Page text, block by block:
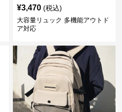
¥3,470 (税込)
大容量リュック 多機能アウトド
ア対応